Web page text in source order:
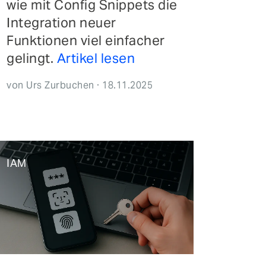
Adaptive Trust
Security
Sign-on & Identity Federation
wie mit Config Snippets die
Integration neuer
Funktionen viel einfacher
gelingt. Artikel lesen
von Urs Zurbuchen · 18.11.2025
IAM